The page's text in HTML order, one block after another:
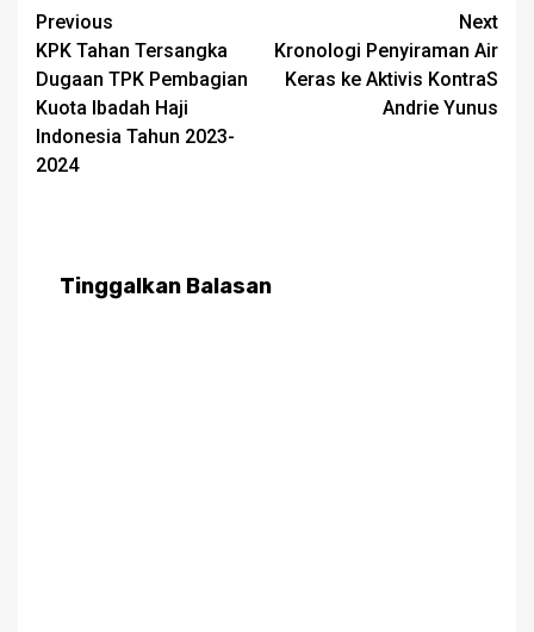
Post
navigation
Previous
KPK Tahan Tersangka
Dugaan TPK Pembagian
Kuota Ibadah Haji
Indonesia Tahun 2023-
2024
Next
Kronologi Penyiraman Air
Keras ke Aktivis KontraS
Andrie Yunus
Tinggalkan Balasan